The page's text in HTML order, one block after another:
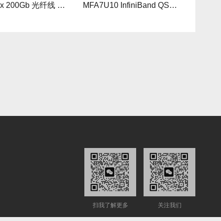
Mellanox 200Gb 光纤线 MFS1S00-H040V ​MFA7U10 InfiniBand QSFP56 HDR 2x200G 有源分支光缆参数及批发报价
扫我了解更多 关注我们